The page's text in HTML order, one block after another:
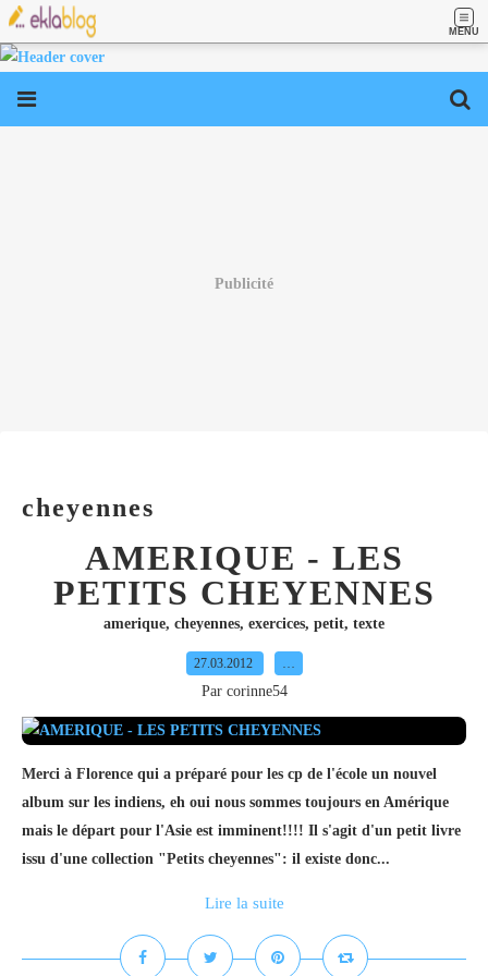
MENU
Publicité
cheyennes
AMERIQUE - LES
PETITS CHEYENNES
amerique, cheyennes, exercices, petit, texte
27.03.2012 …
Par corinne54
Merci à Florence qui a préparé pour les cp de l'école un nouvel
album sur les indiens, eh oui nous sommes toujours en Amérique
mais le départ pour l'Asie est imminent!!!! Il s'agit d'un petit livre
issu d'une collection "Petits cheyennes": il existe donc...
Lire la suite